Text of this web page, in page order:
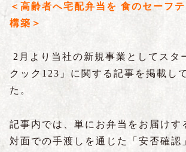
＜高齢者へ宅配弁当を 食のセーフ
構築＞
2月より当社の新規事業としてスタ
クック123」に関する記事を掲載し
た。
記事内では、単にお弁当をお届けす
対面での手渡しを通じた「安否確認